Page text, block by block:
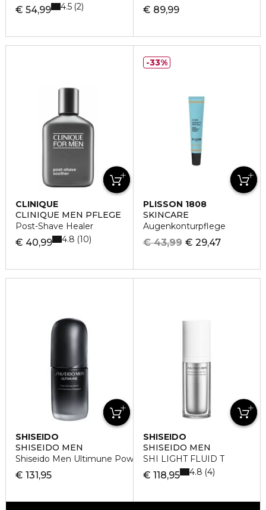
€ 54,99 4.5 2 € 89,99
CLINIQUE
CLINIQUE MEN PFLEGE
Post-Shave Healer
€ 40,99 4.8 10
PLISSON 1808
SKINCARE
Augenkonturpflege
€ 29,47
€ 43,99
33%
SHISEIDO
SHISEIDO MEN
Shiseido Men Ultimune Power Infusing Serum
€ 131,95
SHISEIDO
SHISEIDO MEN
SHI LIGHT FLUID T
€ 118,95 4.8 4